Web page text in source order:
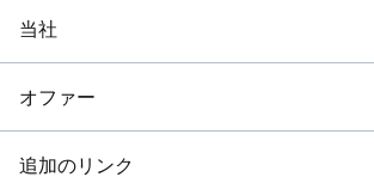
当社
オファー
追加のリンク